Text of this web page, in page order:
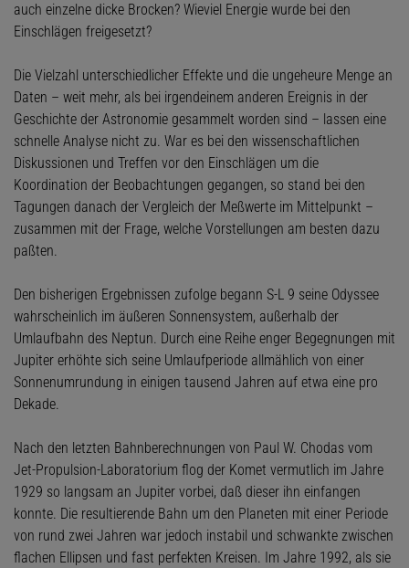
auch einzelne dicke Brocken? Wieviel Energie wurde bei den
Einschlägen freigesetzt?
Die Vielzahl unterschiedlicher Effekte und die ungeheure Menge an
Daten – weit mehr, als bei irgendeinem anderen Ereignis in der
Geschichte der Astronomie gesammelt worden sind – lassen eine
schnelle Analyse nicht zu. War es bei den wissenschaftlichen
Diskussionen und Treffen vor den Einschlägen um die
Koordination der Beobachtungen gegangen, so stand bei den
Tagungen danach der Vergleich der Meßwerte im Mittelpunkt –
zusammen mit der Frage, welche Vorstellungen am besten dazu
paßten.
Den bisherigen Ergebnissen zufolge begann S-L 9 seine Odyssee
wahrscheinlich im äußeren Sonnensystem, außerhalb der
Umlaufbahn des Neptun. Durch eine Reihe enger Begegnungen mit
Jupiter erhöhte sich seine Umlaufperiode allmählich von einer
Sonnenumrundung in einigen tausend Jahren auf etwa eine pro
Dekade.
Nach den letzten Bahnberechnungen von Paul W. Chodas vom
Jet-Propulsion-Laboratorium flog der Komet vermutlich im Jahre
1929 so langsam an Jupiter vorbei, daß dieser ihn einfangen
konnte. Die resultierende Bahn um den Planeten mit einer Periode
von rund zwei Jahren war jedoch instabil und schwankte zwischen
flachen Ellipsen und fast perfekten Kreisen. Im Jahre 1992, als sie